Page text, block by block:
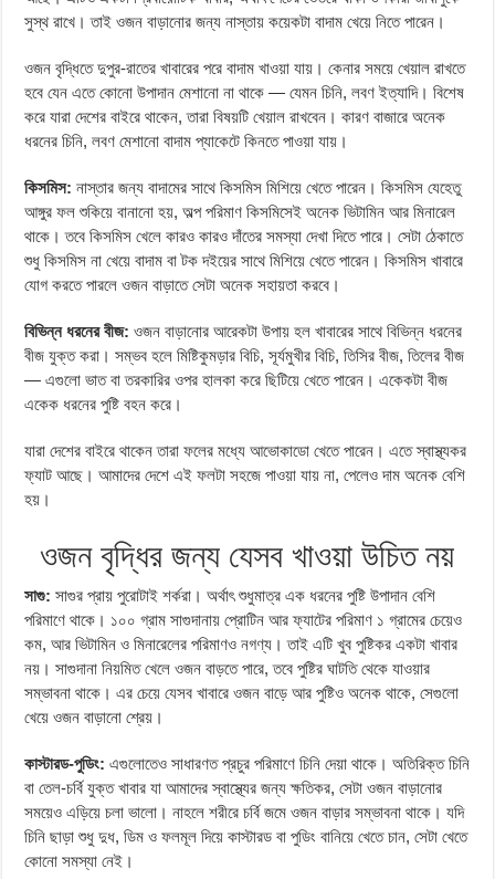
সুস্থ রাখে। তাই ওজন বাড়ানোর জন্য নাস্তায় কয়েকটা বাদাম খেয়ে নিতে পারেন।
ওজন বৃদ্ধিতে দুপুর-রাতের খাবারের পরে বাদাম খাওয়া যায়। কেনার সময়ে খেয়াল রাখতে
হবে যেন এতে কোনো উপাদান মেশানো না থাকে — যেমন চিনি, লবণ ইত্যাদি। বিশেষ
করে যারা দেশের বাইরে থাকেন, তারা বিষয়টি খেয়াল রাখবেন। কারণ বাজারে অনেক
ধরনের চিনি, লবণ মেশানো বাদাম প্যাকেটে কিনতে পাওয়া যায়।
কিসমিস: নাস্তার জন্য বাদামের সাথে কিসমিস মিশিয়ে খেতে পারেন। কিসমিস যেহেতু
আঙ্গুর ফল শুকিয়ে বানানো হয়, অল্প পরিমাণ কিসমিসেই অনেক ভিটামিন আর মিনারেল
থাকে। তবে কিসমিস খেলে কারও কারও দাঁতের সমস্যা দেখা দিতে পারে। সেটা ঠেকাতে
শুধু কিসমিস না খেয়ে বাদাম বা টক দইয়ের সাথে মিশিয়ে খেতে পারেন। কিসমিস খাবারে
যোগ করতে পারলে ওজন বাড়াতে সেটা অনেক সহায়তা করবে।
বিভিন্ন ধরনের বীজ: ওজন বাড়ানোর আরেকটা উপায় হল খাবারের সাথে বিভিন্ন ধরনের
বীজ যুক্ত করা। সম্ভব হলে মিষ্টিকুমড়ার বিচি, সূর্যমুখীর বিচি, তিসির বীজ, তিলের বীজ
— এগুলো ভাত বা তরকারির ওপর হালকা করে ছিটিয়ে খেতে পারেন। একেকটা বীজ
একেক ধরনের পুষ্টি বহন করে।
যারা দেশের বাইরে থাকেন তারা ফলের মধ্যে আভোকাডো খেতে পারেন। এতে স্বাস্থ্যকর
ফ্যাট আছে। আমাদের দেশে এই ফলটা সহজে পাওয়া যায় না, পেলেও দাম অনেক বেশি
হয়।
ওজন বৃদ্ধির জন্য যেসব খাওয়া উচিত নয়
সাগু: সাগুর প্রায় পুরোটাই শর্করা। অর্থাৎ শুধুমাত্র এক ধরনের পুষ্টি উপাদান বেশি
পরিমাণে থাকে। ১০০ গ্রাম সাগুদানায় প্রোটিন আর ফ্যাটের পরিমাণ ১ গ্রামের চেয়েও
কম, আর ভিটামিন ও মিনারেলের পরিমাণও নগণ্য। তাই এটি খুব পুষ্টিকর একটা খাবার
নয়। সাগুদানা নিয়মিত খেলে ওজন বাড়তে পারে, তবে পুষ্টির ঘাটতি থেকে যাওয়ার
সম্ভাবনা থাকে। এর চেয়ে যেসব খাবারে ওজন বাড়ে আর পুষ্টিও অনেক থাকে, সেগুলো
খেয়ে ওজন বাড়ানো শ্রেয়।
কাস্টারড-পুডিং: এগুলোতেও সাধারণত প্রচুর পরিমাণে চিনি দেয়া থাকে। অতিরিক্ত চিনি
বা তেল-চর্বি যুক্ত খাবার যা আমাদের স্বাস্থ্যের জন্য ক্ষতিকর, সেটা ওজন বাড়ানোর
সময়েও এড়িয়ে চলা ভালো। নাহলে শরীরে চর্বি জমে ওজন বাড়ার সম্ভাবনা থাকে। যদি
চিনি ছাড়া শুধু দুধ, ডিম ও ফলমূল দিয়ে কাস্টারড বা পুডিং বানিয়ে খেতে চান, সেটা খেতে
কোনো সমস্যা নেই।